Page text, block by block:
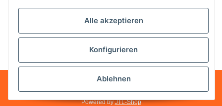
Made with ♥ witheasyTemplate360
* Alle Preise inkl. gesetzlicher USt., zzgl.
Powered byJTL-Shop
Alle akzeptieren
Konfigurieren
Ablehnen